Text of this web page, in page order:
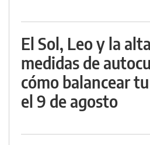
El Sol, Leo y la
medidas de
cómo balancear
el 9 de agosto